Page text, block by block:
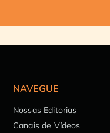
NAVEGUE
Nossas Editorias
Canais de Vídeos